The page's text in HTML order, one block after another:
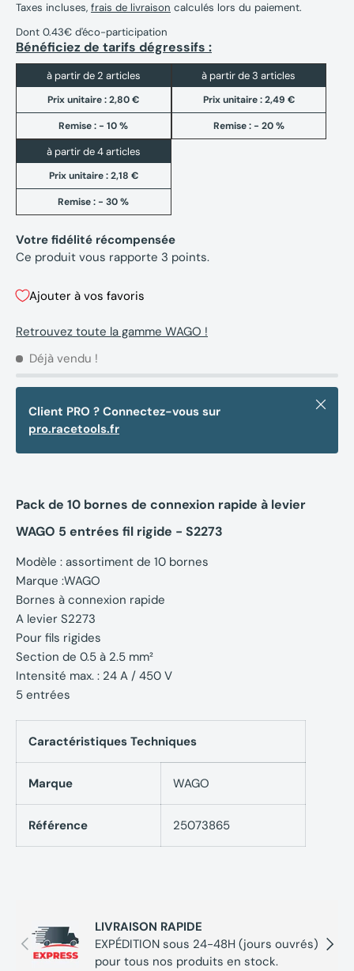
Taxes incluses, frais de livraison calculés lors du paiement.
Dont 0.43€ d'éco-participation
Bénéficiez de tarifs dégressifs :
à partir de 2 articles
Prix unitaire :2,80 €
Remise : - 10 %
à partir de 3 articles
Prix unitaire :2,49 €
Remise : - 20 %
à partir de 4 articles
Prix unitaire :2,18 €
Remise : - 30 %
Votre fidélité récompensée
Ce produit vous rapporte 3 points.
Ajouter à vos favoris
Retrouvez toute la gamme WAGO !
Déjà vendu !
Client PRO ? Connectez-vous sur
pro.racetools.fr
Fermer
Pack de 10 bornes de connexion rapide à levier
WAGO 5 entrées fil rigide - S2273
Modèle : assortiment de 10 bornes
Marque :WAGO
Bornes à connexion rapide
A levier S2273
Pour fils rigides
Section de 0.5 à 2.5 mm²
Intensité max. : 24 A / 450 V
5 entrées
Caractéristiques Techniques
Marque WAGO
Référence 25073865
Précédent
LIVRAISON RAPIDE
EXPÉDITION sous 24-48H (jours ouvrés)
pour tous nos produits en stock.